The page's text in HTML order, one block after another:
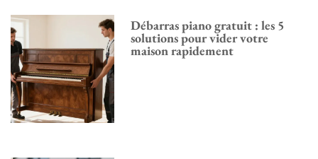
Débarras piano gratuit : les 5
solutions pour vider votre
maison rapidement